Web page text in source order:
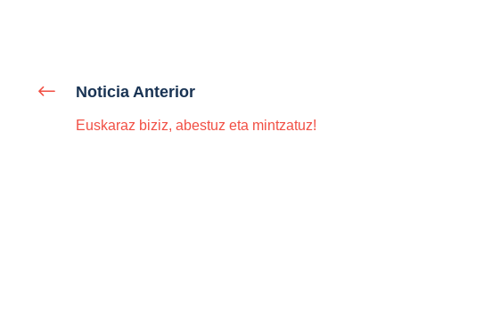
Noticia Anterior
Euskaraz biziz, abestuz eta mintzatuz!